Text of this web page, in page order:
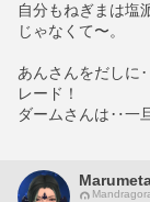
自分もねぎまは塩
じゃなくて〜。
あんさんをだしに
レード！
ダームさんは‥一